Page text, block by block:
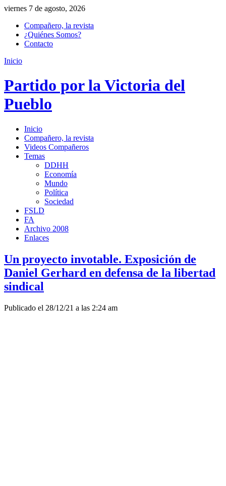
viernes 7 de agosto, 2026
Compañero, la revista
¿Quiénes Somos?
Contacto
Inicio
Partido por la Victoria del
Pueblo
Inicio
Compañero, la revista
Videos Compañeros
Temas
DDHH
Economía
Mundo
Política
Sociedad
FSLD
FA
Archivo 2008
Enlaces
Un proyecto invotable. Exposición de
Daniel Gerhard en defensa de la libertad
sindical
Publicado el 28/12/21 a las 2:24 am